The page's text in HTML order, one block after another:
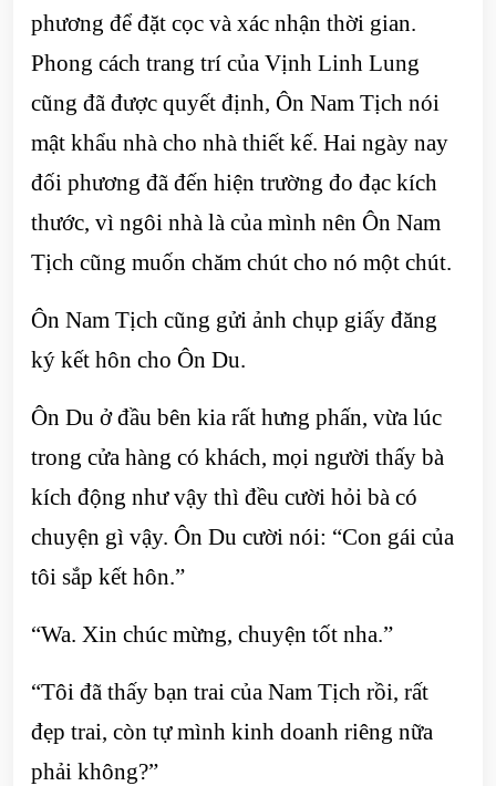
phương để đặt cọc và xác nhận thời gian.
Phong cách trang trí của Vịnh Linh Lung
cũng đã được quyết định, Ôn Nam Tịch nói
mật khẩu nhà cho nhà thiết kế. Hai ngày nay
đối phương đã đến hiện trường đo đạc kích
thước, vì ngôi nhà là của mình nên Ôn Nam
Tịch cũng muốn chăm chút cho nó một chút.
Ôn Nam Tịch cũng gửi ảnh chụp giấy đăng
ký kết hôn cho Ôn Du.
Ôn Du ở đầu bên kia rất hưng phấn, vừa lúc
trong cửa hàng có khách, mọi người thấy bà
kích động như vậy thì đều cười hỏi bà có
chuyện gì vậy. Ôn Du cười nói: “Con gái của
tôi sắp kết hôn.”
“Wa. Xin chúc mừng, chuyện tốt nha.”
“Tôi đã thấy bạn trai của Nam Tịch rồi, rất
đẹp trai, còn tự mình kinh doanh riêng nữa
phải không?”